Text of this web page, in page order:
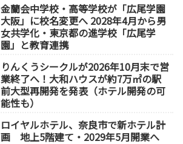
金蘭会中学校・高等学校が「広尾学園
大阪」に校名変更へ 2028年4月から男
女共学化・東京都の進学校「広尾学
園」と教育連携
りんくうシークルが2026年10月末で営
業終了へ！大和ハウスが約7万㎡の駅
前大型再開発を発表（ホテル開発の可
能性も）
ロイヤルホテル、奈良市で新ホテル計
画 地上5階建て・2029年5月開業へ